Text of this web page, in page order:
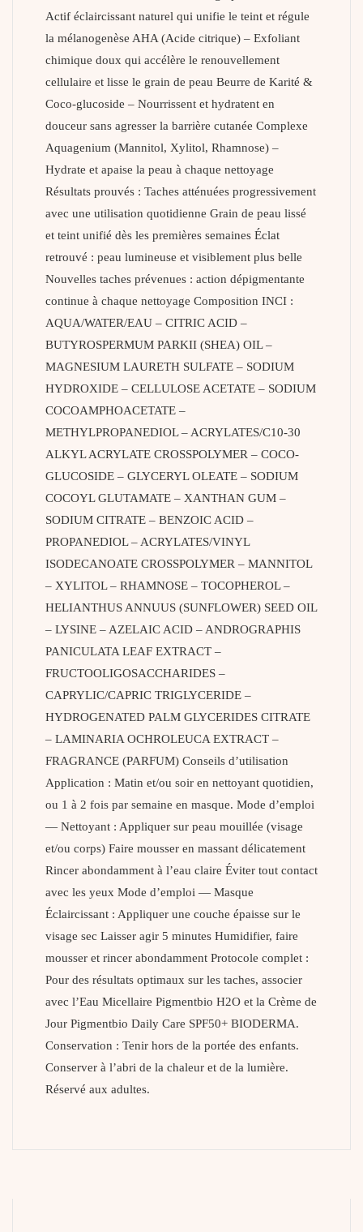
Actif éclaircissant naturel qui unifie le teint et régule
la mélanogenèse AHA (Acide citrique) – Exfoliant
chimique doux qui accélère le renouvellement
cellulaire et lisse le grain de peau Beurre de Karité &
Coco-glucoside – Nourrissent et hydratent en
douceur sans agresser la barrière cutanée Complexe
Aquagenium (Mannitol, Xylitol, Rhamnose) –
Hydrate et apaise la peau à chaque nettoyage
Résultats prouvés : Taches atténuées progressivement
avec une utilisation quotidienne Grain de peau lissé
et teint unifié dès les premières semaines Éclat
retrouvé : peau lumineuse et visiblement plus belle
Nouvelles taches prévenues : action dépigmentante
continue à chaque nettoyage Composition INCI :
AQUA/WATER/EAU – CITRIC ACID –
BUTYROSPERMUM PARKII (SHEA) OIL –
MAGNESIUM LAURETH SULFATE – SODIUM
HYDROXIDE – CELLULOSE ACETATE – SODIUM
COCOAMPHOACETATE –
METHYLPROPANEDIOL – ACRYLATES/C10-30
ALKYL ACRYLATE CROSSPOLYMER – COCO-
GLUCOSIDE – GLYCERYL OLEATE – SODIUM
COCOYL GLUTAMATE – XANTHAN GUM –
SODIUM CITRATE – BENZOIC ACID –
PROPANEDIOL – ACRYLATES/VINYL
ISODECANOATE CROSSPOLYMER – MANNITOL
– XYLITOL – RHAMNOSE – TOCOPHEROL –
HELIANTHUS ANNUUS (SUNFLOWER) SEED OIL
– LYSINE – AZELAIC ACID – ANDROGRAPHIS
PANICULATA LEAF EXTRACT –
FRUCTOOLIGOSACCHARIDES –
CAPRYLIC/CAPRIC TRIGLYCERIDE –
HYDROGENATED PALM GLYCERIDES CITRATE
– LAMINARIA OCHROLEUCA EXTRACT –
FRAGRANCE (PARFUM) Conseils d’utilisation
Application : Matin et/ou soir en nettoyant quotidien,
ou 1 à 2 fois par semaine en masque. Mode d’emploi
— Nettoyant : Appliquer sur peau mouillée (visage
et/ou corps) Faire mousser en massant délicatement
Rincer abondamment à l’eau claire Éviter tout contact
avec les yeux Mode d’emploi — Masque
Éclaircissant : Appliquer une couche épaisse sur le
visage sec Laisser agir 5 minutes Humidifier, faire
mousser et rincer abondamment Protocole complet :
Pour des résultats optimaux sur les taches, associer
avec l’Eau Micellaire Pigmentbio H2O et la Crème de
Jour Pigmentbio Daily Care SPF50+ BIODERMA.
Conservation : Tenir hors de la portée des enfants.
Conserver à l’abri de la chaleur et de la lumière.
Réservé aux adultes.